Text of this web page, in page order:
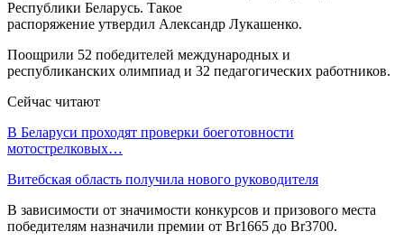
Республики Беларусь. Такое
распоряжение утвердил Александр Лукашенко.
Поощрили 52 победителей международных и
республиканских олимпиад и 32 педагогических работников.
Сейчас читают
В Беларуси проходят проверки боеготовности
мотострелковых…
Витебская область получила нового руководителя
В зависимости от значимости конкурсов и призового места
победителям назначили премии от Br1665 до Br3700.